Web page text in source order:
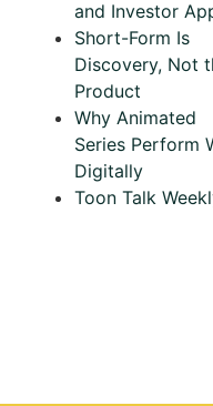
and Investor
Short-Form Is
Discovery, Not
Product
Why Animated
Series Perform
Digitally
Toon Talk